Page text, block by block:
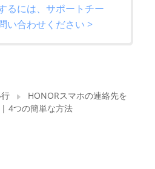
るには、サポートチー
い合わせください >
HONORスマホの連絡先を
4つの簡単な方法